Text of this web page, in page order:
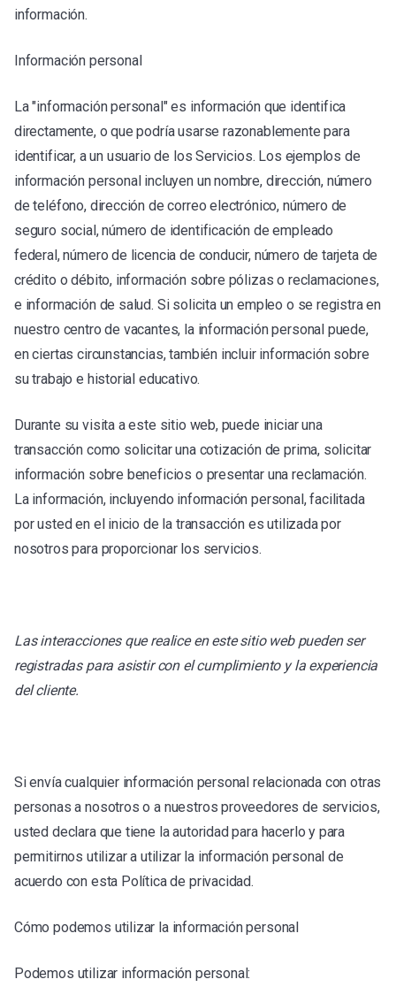
información.
Información personal
La "información personal" es información que identifica
directamente, o que podría usarse razonablemente para
identificar, a un usuario de los Servicios. Los ejemplos de
información personal incluyen un nombre, dirección, número
de teléfono, dirección de correo electrónico, número de
seguro social, número de identificación de empleado
federal, número de licencia de conducir, número de tarjeta de
crédito o débito, información sobre pólizas o reclamaciones,
e información de salud. Si solicita un empleo o se registra en
nuestro centro de vacantes, la información personal puede,
en ciertas circunstancias, también incluir información sobre
su trabajo e historial educativo.
Durante su visita a este sitio web, puede iniciar una
transacción como solicitar una cotización de prima, solicitar
información sobre beneficios o presentar una reclamación.
La información, incluyendo información personal, facilitada
por usted en el inicio de la transacción es utilizada por
nosotros para proporcionar los servicios.
Las interacciones que realice en este sitio web pueden ser
registradas para asistir con el cumplimiento y la experiencia
del cliente.
Si envía cualquier información personal relacionada con otras
personas a nosotros o a nuestros proveedores de servicios,
usted declara que tiene la autoridad para hacerlo y para
permitirnos utilizar a utilizar la información personal de
acuerdo con esta Política de privacidad.
Cómo podemos utilizar la información personal
Podemos utilizar información personal: